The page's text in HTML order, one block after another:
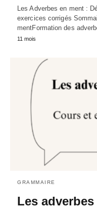
Les Adverbes en ment :
exercices corrigés
mentFormation des
11 mois
GRAMMAIRE
Les